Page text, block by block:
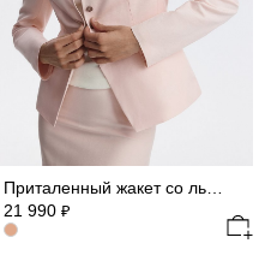
21 990 ₽